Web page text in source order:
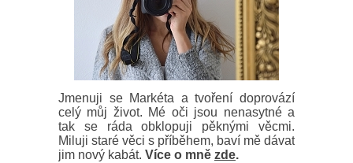
Jmenuji se Markéta a tvoření doprovází
celý můj život. Mé oči jsou nenasytné a
tak se ráda obklopuji pěknými věcmi.
Miluji staré věci s příběhem, baví mě dávat
jim nový kabát. Více o mně zde.